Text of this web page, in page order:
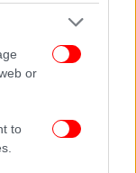
or
to
ομάδες
το
της Βραζιλίας